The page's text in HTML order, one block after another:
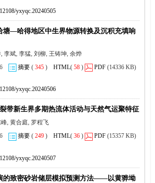
yxyqc.20240505
塘—哈得地区中生界物源转换及沉积充填响
李斌, 李猛, 刘柳, 王铸坤, 余烨
摘要 ( 345 ) HTML( 58 ) PDF (14336 KB)
yxyqc.20240506
带新生界多期热流体活动与天然气运聚特征
, 黄合庭, 罗程飞
摘要 ( 249 ) HTML( 36 ) PDF (15357 KB)
yxyqc.20240507
的致密砂岩储层模拟预测方法——以黄骅坳